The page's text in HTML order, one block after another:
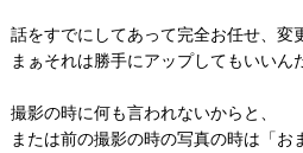
話をすでにしてあって完全お任せ、変
まぁそれは勝手にアップしてもいいん
撮影の時に何も言われないからと、
または前の撮影の時の写真の時は「お